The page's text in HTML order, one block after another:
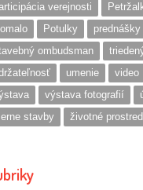
verejnosti
Potulky prednášky
ombudsman
umenie video
výstava fotografií
stavby
životné